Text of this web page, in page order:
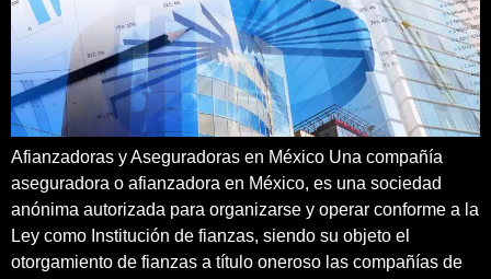
Afianzadoras y Aseguradoras en México Una compañía
aseguradora o afianzadora en México, es una sociedad
anónima autorizada para organizarse y operar conforme a la
Ley como Institución de fianzas, siendo su objeto el
otorgamiento de fianzas a título oneroso las compañías de